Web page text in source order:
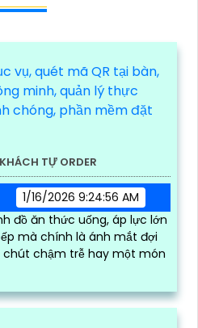
TỰ ORDER
1/16/2026 9:24:56 AM
đồ ăn thức uống, áp lực lớn
mà chính là ánh mắt đợi
chậm trễ hay một món